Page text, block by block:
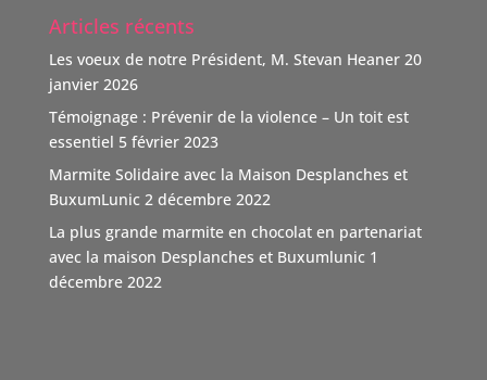
donateur avec une volonté claire : soutenir des causes
humaines, sociales, environnementales et culturelles
qui font la différence."
TOIT POUR TOUS remercie vivement ce soutien,
d'autant que l'association n'est pas subventionnée
Video
Voir sur Facebook · Partager
TOIT POUR TOUS Suisse
Articles récents
Les voeux de notre Président, M. Stevan Heaner 20
janvier 2026
Témoignage : Prévenir de la violence – Un toit est
essentiel 5 février 2023
Marmite Solidaire avec la Maison Desplanches et
BuxumLunic 2 décembre 2022
La plus grande marmite en chocolat en partenariat
avec la maison Desplanches et Buxumlunic 1
décembre 2022